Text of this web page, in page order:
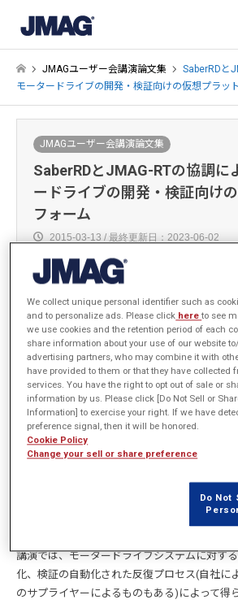
JMAGユーザー会講演論文集
SaberRDと
モータードライブの開発・検証向けの仮想プラッ
JMAGユーザー会講演論文集
SaberRDとJMAG-RTの協調に
ードライブの開発・検証向け
フォーム
2015-03-13 / 最終更新日：2023-06-02
Kurt Mueller
Synopsys, Inc.
概要
モータードライブは、現在の先進産業におい
にでもあるシステムのひとつとなっておりま
における効率と信頼性の増強は、環境問題と
インパクトを与える要件となり得ます。モー
講演では、モータードライブシステムに対す
化、検証の自動化された反復プロセス(自社に
のサプライヤーによるものもある)によって得
We collect unique personal identifier such as
and to personalize ads. Please click hereto see
we use cookies and the retention period of each
share information about your use of our website
advertising partners, who may combine it with
have provided to them or that they have collected
services. You have the right to opt out of sale or
information by us. Please click [Do Not Sell or
Information] to exercise your right. If we have
preference signal, then it will be honored.
Cookie Policy
Change your sell or share preference
Do Not